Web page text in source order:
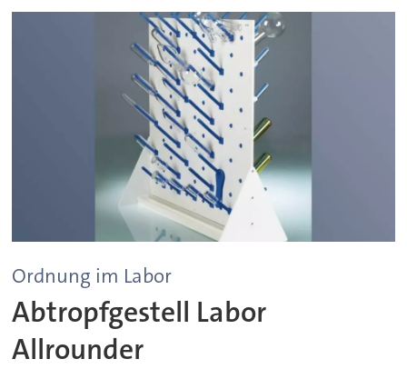
Ordnung im Labor
Abtropfgestell Labor
Allrounder